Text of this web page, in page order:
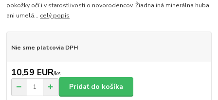
pokožky očí i v starostlivosti o novorodencov. Žiadna iná minerálna huba
ani umelá... celý popis
Nie sme platcovia DPH
10,59 EUR/ks
Pridať do košíka